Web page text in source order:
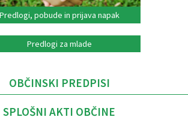
Predlogi, pobude in prijava napak
Predlogi za mlade
OBČINSKI PREDPISI
SPLOŠNI AKTI OBČINE